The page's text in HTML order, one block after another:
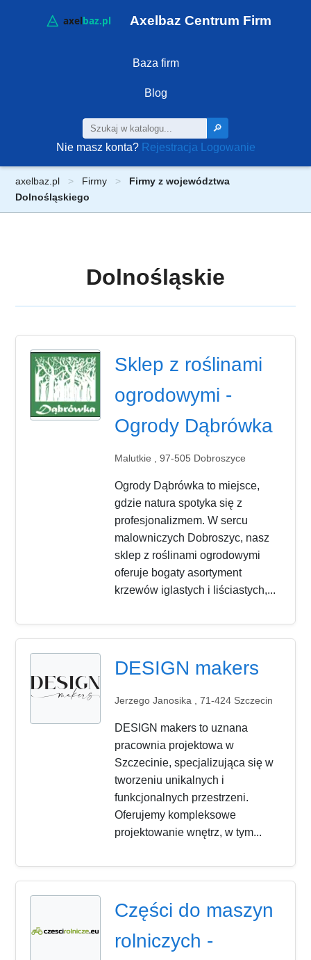
Axelbaz Centrum Firm
Baza firm
Blog
🔎
Nie masz konta? Rejestracja Logowanie
axelbaz.pl Firmy
Firmy z województwa
Dolnośląskiego
Dolnośląskie
Sklep z roślinami
ogrodowymi -
Ogrody Dąbrówka
Malutkie , 97-505 Dobroszyce
Ogrody Dąbrówka to miejsce,
gdzie natura spotyka się z
profesjonalizmem. W sercu
malowniczych Dobroszyc, nasz
sklep z roślinami ogrodowymi
oferuje bogaty asortyment
krzewów iglastych i liściastych,...
DESIGN makers
Jerzego Janosika , 71-424 Szczecin
DESIGN makers to uznana
pracownia projektowa w
Szczecinie, specjalizująca się w
tworzeniu unikalnych i
funkcjonalnych przestrzeni.
Oferujemy kompleksowe
projektowanie wnętrz, w tym...
Części do maszyn
rolniczych -